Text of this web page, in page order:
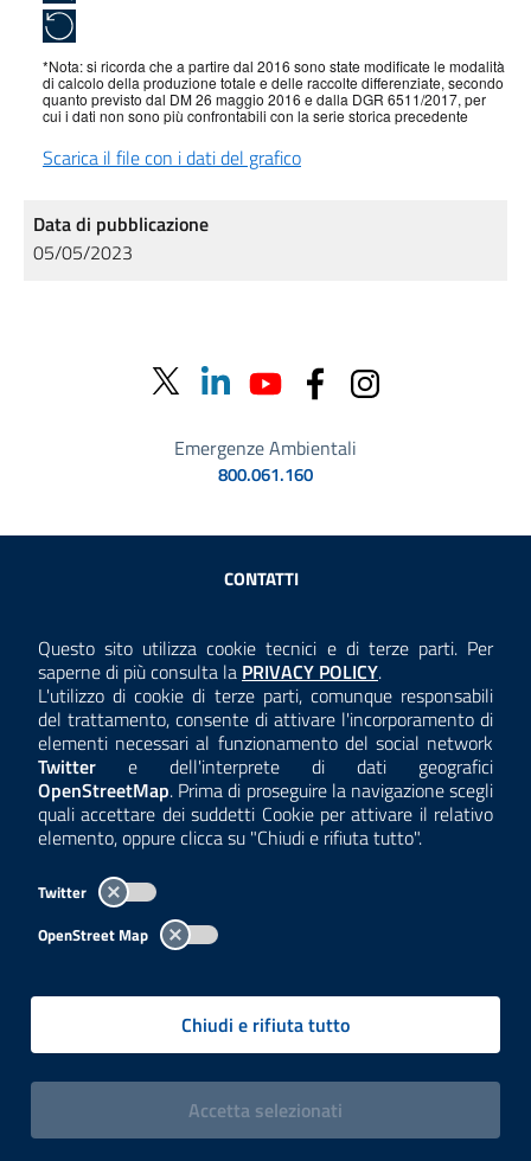
Questo sito utilizza cookie tecnici e di terze parti. Per
saperne di più consulta la Consulta la
PRIVACY POLICY.
L'utilizzo di cookie di terze parti, comunque responsabili
del trattamento, consente di attivare l'incorporamento di
elementi necessari al funzionamento del social network
Twitter e dell'interprete di dati geografici
OpenStreetMap. Prima di proseguire la navigazione scegli
quali accettare dei suddetti Cookie per attivare il relativo
elemento, oppure clicca su "Chiudi e rifiuta tutto".
Twitter
OpenStreet Map
Chiudi e rifiuta tutto
Accettai cookies
selezionati
*Nota: si ricorda che a partire dal 2016 sono state modificate le modalità
di calcolo della produzione totale e delle raccolte differenziate, secondo
quanto previsto dal DM 26 maggio 2016 e dalla DGR 6511/2017, per
cui i dati non sono più confrontabili con la serie storica precedente
Scarica il file con i dati del grafico
Data di pubblicazione
05/05/2023
Emergenze Ambientali
800.061.160
Sezione Link Utili
CONTATTI
ANTICORRUZIONE
ACCESSIBILITÀ
COOKIE E PRIVACY
TEMI A-Z
Per l'utilizzo del logo e dei dati fare riferimento al regolamento
consultabile aquesta pagina
P.IVA: 13015060158 | CUU-PA: UFCPQZ